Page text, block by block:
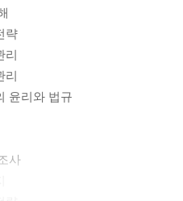
략
리
리
윤리와 법규
사